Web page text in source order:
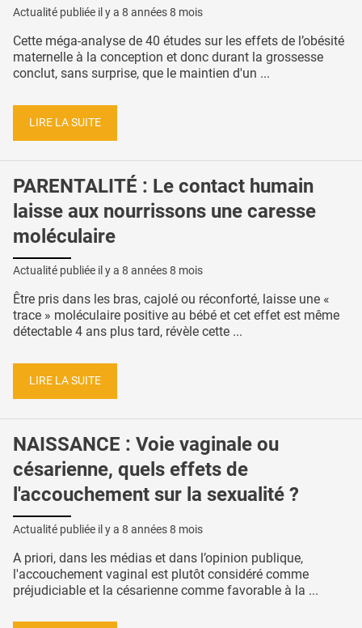
Actualité publiée il y a 8 années 8 mois
Cette méga-analyse de 40 études sur les effets de l’obésité
maternelle à la conception et donc durant la grossesse
conclut, sans surprise, que le maintien d'un ...
LIRE LA SUITE
PARENTALITÉ : Le contact humain
laisse aux nourrissons une caresse
moléculaire
Actualité publiée il y a 8 années 8 mois
Être pris dans les bras, cajolé ou réconforté, laisse une «
trace » moléculaire positive au bébé et cet effet est même
détectable 4 ans plus tard, révèle cette ...
LIRE LA SUITE
NAISSANCE : Voie vaginale ou
césarienne, quels effets de
l'accouchement sur la sexualité ?
Actualité publiée il y a 8 années 8 mois
A priori, dans les médias et dans l’opinion publique,
l'accouchement vaginal est plutôt considéré comme
préjudiciable et la césarienne comme favorable à la ...